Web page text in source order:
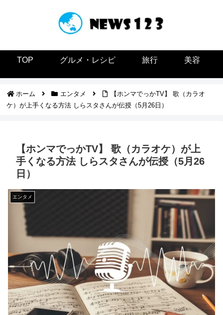
TOP グルメ・レシピ 旅行 美容
ホーム エンタメ
【ホンマでっかTV】 歌（カラオ
ケ）が上手くなる方法 しらスタさんが伝授（5月26日）
【ホンマでっかTV】 歌（カラオケ）が上
手くなる方法 しらスタさんが伝授（5月26
日）
エンタメ